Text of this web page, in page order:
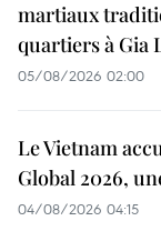
martiaux
quartiers à Gia
05/08/2026 02:00
Le Vietnam
Global 2026,
04/08/2026 04:15